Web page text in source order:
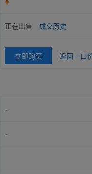
正在出售 成交历史
立即购买 返回一口
--
--